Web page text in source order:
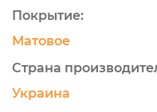
Покрытие:
Матовое
Страна
Украина